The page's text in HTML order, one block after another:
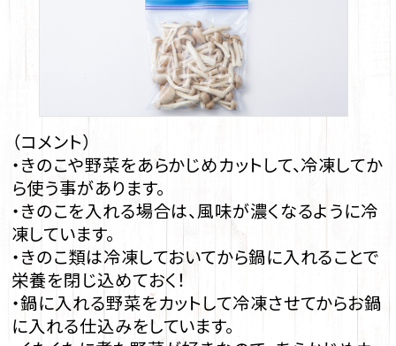
（コメント）
・きのこや野菜をあらかじめカットして、冷凍してか
ら使う事があります。
・きのこを入れる場合は、風味が濃くなるように冷
凍しています。
・きのこ類は冷凍しておいてから鍋に入れることで
栄養を閉じ込めておく！
・鍋に入れる野菜をカットして冷凍させてからお鍋
に入れる仕込みをしています。